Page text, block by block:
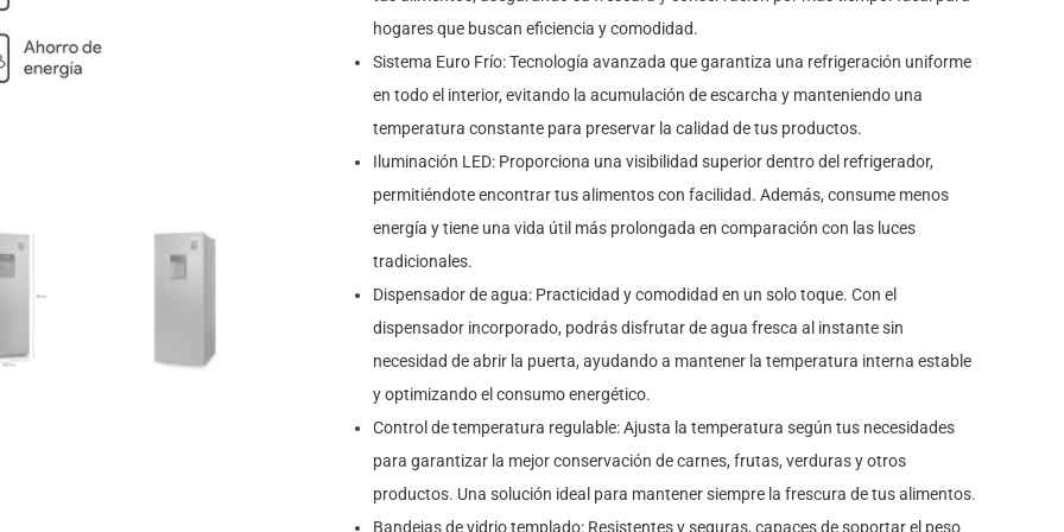
hogares que buscan eficiencia y comodidad.
Sistema Euro Frío: Tecnología avanzada que garantiza una refrigeración uniforme
en todo el interior, evitando la acumulación de escarcha y manteniendo una
temperatura constante para preservar la calidad de tus productos.
Iluminación LED: Proporciona una visibilidad superior dentro del refrigerador,
permitiéndote encontrar tus alimentos con facilidad. Además, consume menos
energía y tiene una vida útil más prolongada en comparación con las luces
tradicionales.
Dispensador de agua: Practicidad y comodidad en un solo toque. Con el
dispensador incorporado, podrás disfrutar de agua fresca al instante sin
necesidad de abrir la puerta, ayudando a mantener la temperatura interna estable
y optimizando el consumo energético.
Control de temperatura regulable: Ajusta la temperatura según tus necesidades
para garantizar la mejor conservación de carnes, frutas, verduras y otros
productos. Una solución ideal para mantener siempre la frescura de tus alimentos.
Bandejas de vidrio templado: Resistentes y seguras, capaces de soportar el peso